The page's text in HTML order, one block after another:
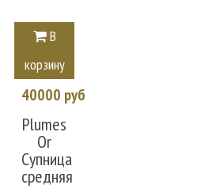
В
корзину
40000 руб
Plumes
Or
Супница
средняя